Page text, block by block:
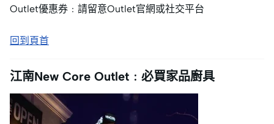
Outlet優惠券﹕請留意Outlet官網或社交平台
回到頁首
江南New Core Outlet﹕必買家品廚具